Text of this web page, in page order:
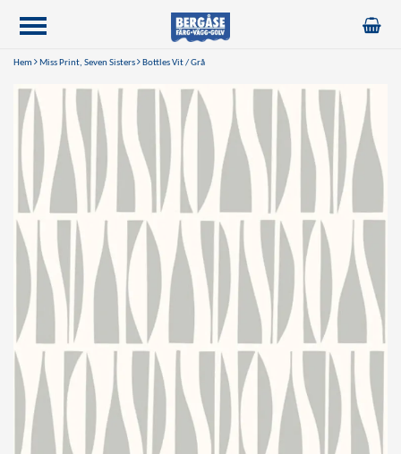
Hem Miss Print, Seven Sisters Bottles Vit / Grå